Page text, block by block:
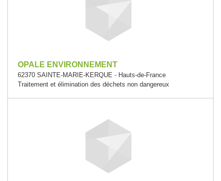
OPALE ENVIRONNEMENT
62370 SAINTE-MARIE-KERQUE - Hauts-de-France
Traitement et élimination des déchets non dangereux